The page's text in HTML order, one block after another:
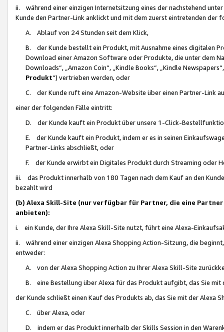
ii. während einer einzigen Internetsitzung eines der nachstehend
Kunde den Partner-Link anklickt und mit dem zuerst eintretenden der
A. Ablauf von 24 Stunden seit dem Klick,
B. der Kunde bestellt ein Produkt, mit Ausnahme eines digitalen
Download einer Amazon Software oder Produkte, die unter dem
Downloads“, „Amazon Coin“, „Kindle Books“, „Kindle
Produkt“) vertrieben werden, oder
C. der Kunde ruft eine Amazon-Website über einen Partner-Link
einer der folgenden Fälle eintritt:
D. der Kunde kauft ein Produkt über unsere 1-Click-
E. der Kunde kauft ein Produkt, indem er es in seinen
Partner-Links abschließt, oder
F. der Kunde erwirbt ein Digitales Produkt durch Streaming oder
iii. das Produkt innerhalb von 180 Tagen nach dem Kauf an den
bezahlt wird
(b) Alexa Skill-Site (nur verfügbar für Partner, die eine
anbieten):
i. ein Kunde, der Ihre Alexa Skill-Site nutzt, führt eine Alexa-
ii. während einer einzigen Alexa Shopping Action-Sitzung, die
entweder:
A. von der Alexa Shopping Action zu Ihrer Alexa Skill-Site
B. eine Bestellung über Alexa für das Produkt aufgibt, das Sie mit
der Kunde schließt einen Kauf des Produkts ab, das Sie mit der Alexa
C. über Alexa, oder
D. indem er das Produkt innerhalb der Skills Session in den